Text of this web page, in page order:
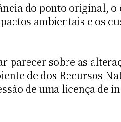
do ponto original, o
ambientais e os
parecer sobre as
de dos Recursos
de uma licença de